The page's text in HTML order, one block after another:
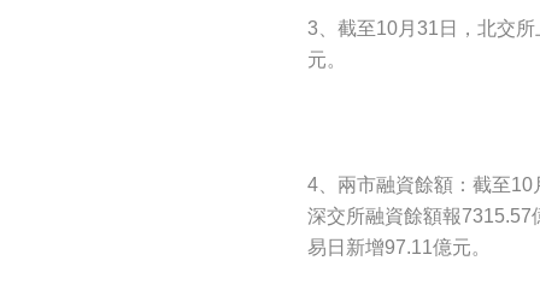
3、截至10月31日，北交
元。
4、兩市融資餘額：截至
深交所融資餘額報7315.57
易日新增97.11億元。